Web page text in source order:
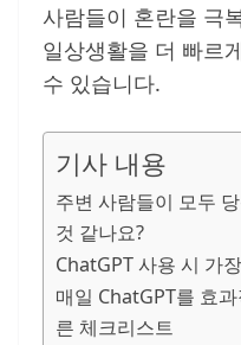
사람들이 혼란을 극
일상생활을 더 빠르
수 있습니다.
기사 내용
주변 사람들이 모두
것 같나요?
ChatGPT 사용 시 가
매일 ChatGPT를 효
른 체크리스트